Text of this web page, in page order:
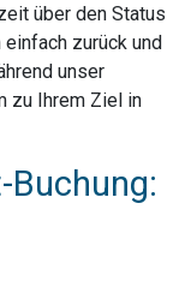
über den Status
zurück und
unser
zu Ihrem Ziel in